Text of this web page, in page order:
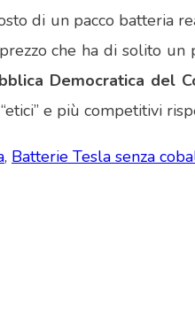
di un pacco batteria
che ha di solito
Democratica del
e più competitivi
, Batterie Tesla senza